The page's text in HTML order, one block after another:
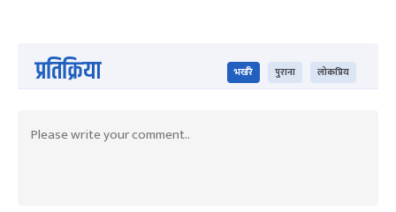
प्रतिक्रिया भर्खरै पुराना लोकप्रिय